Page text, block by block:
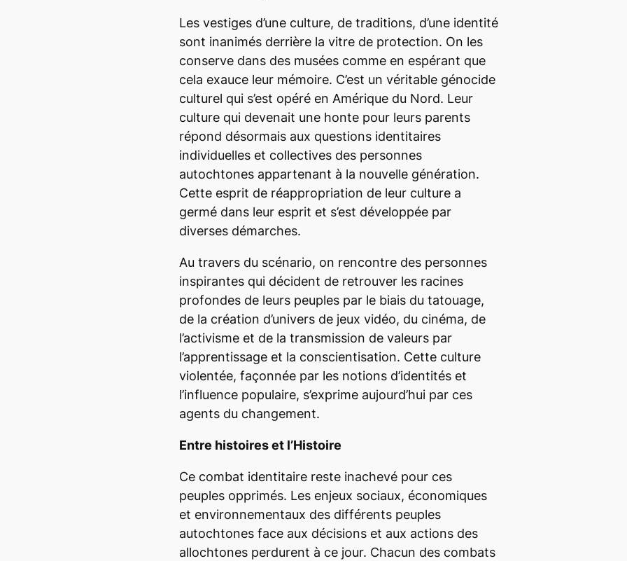
Les vestiges d’une culture, de traditions, d’une identité
sont inanimés derrière la vitre de protection. On les
conserve dans des musées comme en espérant que
cela exauce leur mémoire. C’est un véritable génocide
culturel qui s’est opéré en Amérique du Nord. Leur
culture qui devenait une honte pour leurs parents
répond désormais aux questions identitaires
individuelles et collectives des personnes
autochtones appartenant à la nouvelle génération.
Cette esprit de réappropriation de leur culture a
germé dans leur esprit et s’est développée par
diverses démarches.
Au travers du scénario, on rencontre des personnes
inspirantes qui décident de retrouver les racines
profondes de leurs peuples par le biais du tatouage,
de la création d’univers de jeux vidéo, du cinéma, de
l’activisme et de la transmission de valeurs par
l’apprentissage et la conscientisation. Cette culture
violentée, façonnée par les notions d’identités et
l’influence populaire, s’exprime aujourd’hui par ces
agents du changement.
Entre histoires et l’Histoire
Ce combat identitaire reste inachevé pour ces
peuples opprimés. Les enjeux sociaux, économiques
et environnementaux des différents peuples
autochtones face aux décisions et aux actions des
allochtones perdurent à ce jour. Chacun des combats